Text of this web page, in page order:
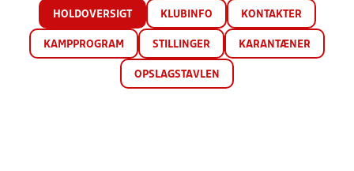
HOLDOVERSIGT KLUBINFO KONTAKTER
KAMPPROGRAM STILLINGER KARANTÆNER
OPSLAGSTAVLEN